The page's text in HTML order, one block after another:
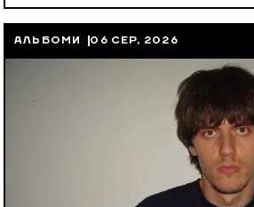
АЛЬБОМИ 06 СЕР, 2026